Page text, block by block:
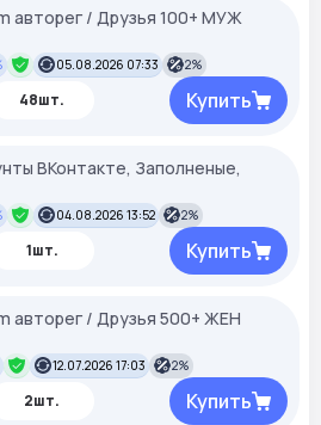
авторег / Друзья 100+ МУЖ
05.08.2026 07:33 2%
48шт. Купить
ВКонтакте, Заполненые,
04.08.2026 13:52 2%
1шт. Купить
авторег / Друзья 500+ ЖЕН
12.07.2026 17:03 2%
2шт. Купить